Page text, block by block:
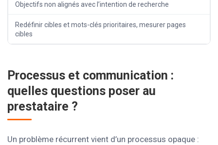
Objectifs non alignés avec l’intention de recherche
Redéfinir cibles et mots-clés prioritaires, mesurer pages
cibles
Processus et communication :
quelles questions poser au
prestataire ?
Un problème récurrent vient d’un processus opaque :